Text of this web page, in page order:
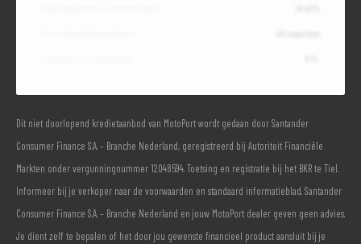
Dit niet doorlopend kredietaanbod van MotoPort wordt gedaan door Santander
Consumer Finance S.A. – Branche Nederland, geregistreerd bij Autoriteit Financiële
Markten onder vergunningnummer 12048594. Toetsing en registratie bij het BKR te Tiel.
Informeer bij je verkoper naar de voorwaarden en standaard informatieblad. Santander
Consumer Finance S.A. – Branche Nederland en jouw MotoPort dealer geven geen advies.
Je dient zelf te bepalen of het door jou gewenste financieel product aansluit bij je